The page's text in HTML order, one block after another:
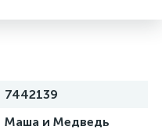
7442139
Маша и Медведь